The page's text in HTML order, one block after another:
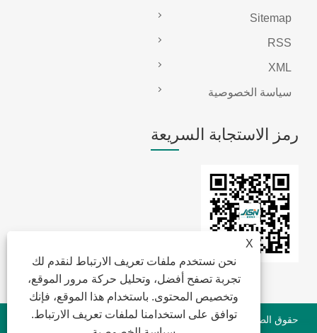
X
نحن نستخدم ملفات تعريف الارتباط لنقدم لك
تجربة تصفح أفضل، وتحليل حركة مرور الموقع،
وتخصيص المحتوى. باستخدام هذا الموقع، فإنك
توافق على استخدامنا لملفات تعريف الارتباط.
Sitemap
RSS
XML
سياسة الخصوصية
رمز الاستجابة السريعة
حقوق الطبع والنشر © 2022 Jansum Electronics Dongguan Co. ،